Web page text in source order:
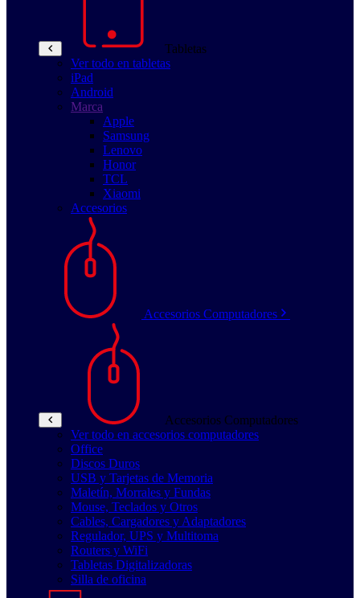
Tabletas
Ver todo en tabletas
iPad
Android
Marca
Apple
Samsung
Lenovo
Honor
TCL
Xiaomi
Accesorios
Accesorios Computadores
Accesorios Computadores
Ver todo en accesorios computadores
Office
Discos Duros
USB y Tarjetas de Memoria
Maletín, Morrales y Fundas
Mouse, Teclados y Otros
Cables, Cargadores y Adaptadores
Regulador, UPS y Multitoma
Routers y WiFi
Tabletas Digitalizadoras
Silla de oficina